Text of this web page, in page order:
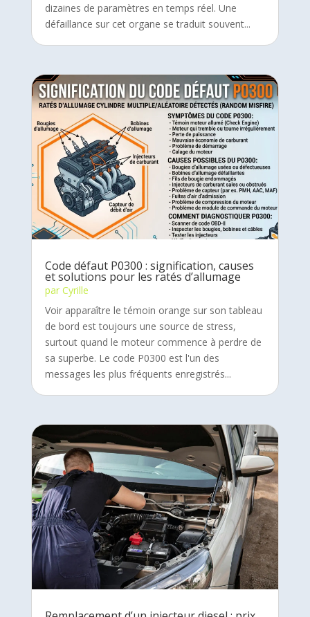
dizaines de paramètres en temps réel. Une
défaillance sur cet organe se traduit souvent...
Code défaut P0300 : signification, causes
et solutions pour les ratés d’allumage
par Cyrille
Voir apparaître le témoin orange sur son tableau
de bord est toujours une source de stress,
surtout quand le moteur commence à perdre de
sa superbe. Le code P0300 est l'un des
messages les plus fréquents enregistrés...